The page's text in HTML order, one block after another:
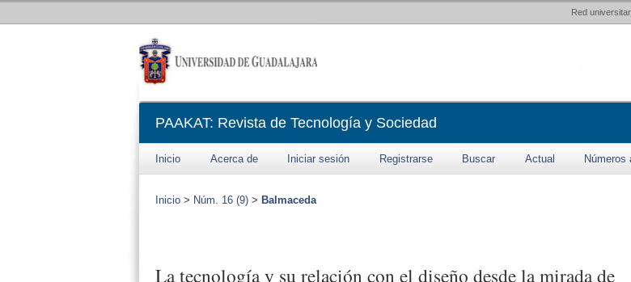
Red
PAAKAT: Revista de Tecnología y Sociedad
Inicio Acerca de Iniciar sesión Registrarse Buscar Actual Números
Inicio > Núm. 16 (9) > Balmaceda
La tecnología y su relación con el diseño desde la mirada de